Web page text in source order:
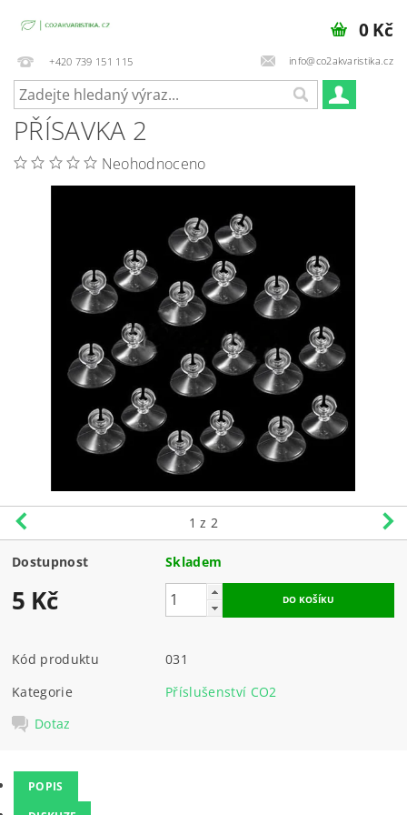
+420 739 151 115 info@co2akvaristika.cz
0 Kč
PŘÍSAVKA 2
Neohodnoceno
1 z 2
Dostupnost Skladem
5 Kč
Kód produktu
031
Kategorie
Příslušenství CO2
Dotaz
POPIS